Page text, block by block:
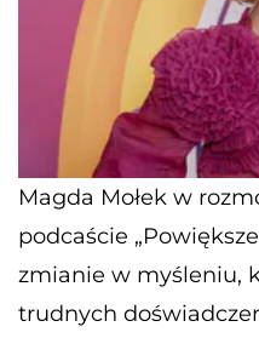
Magda Mołek w
podcaście
zmianie w myśleniu,
trudnych